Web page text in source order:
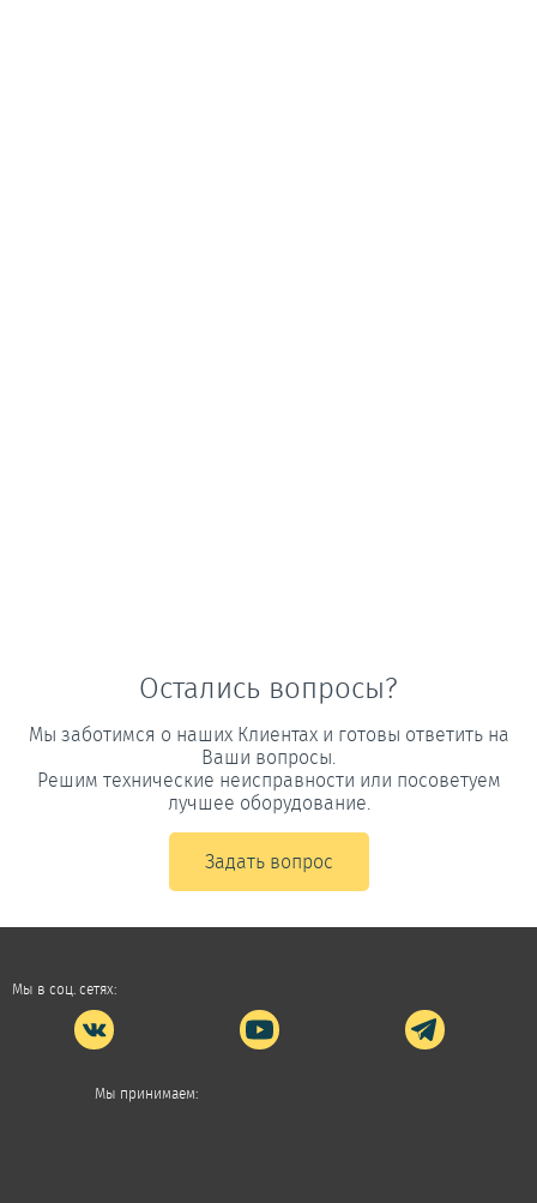
Остались вопросы?
Мы заботимся о наших Клиентах и готовы ответить на
Ваши вопросы.
Решим технические неисправности или посоветуем
лучшее оборудование.
Задать вопрос
Мы в соц. сетях:
Мы принимаем: